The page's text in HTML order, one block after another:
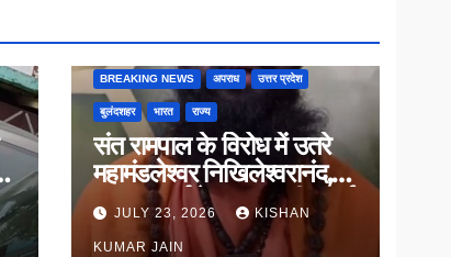
BREAKING NEWS अपराध उत्तर प्रदेश
बुलंदशहर भारत राज्य
संत रामपाल के विरोध में उतरे
महामंडलेश्वर निखिलेश्वरानंद,
सनातन धर्म के सम्मान की उठाई
मांगJULY 23, 2026 KISHAN
KUMAR JAIN